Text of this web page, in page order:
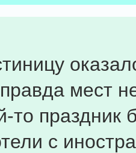
мест
то праздник
с